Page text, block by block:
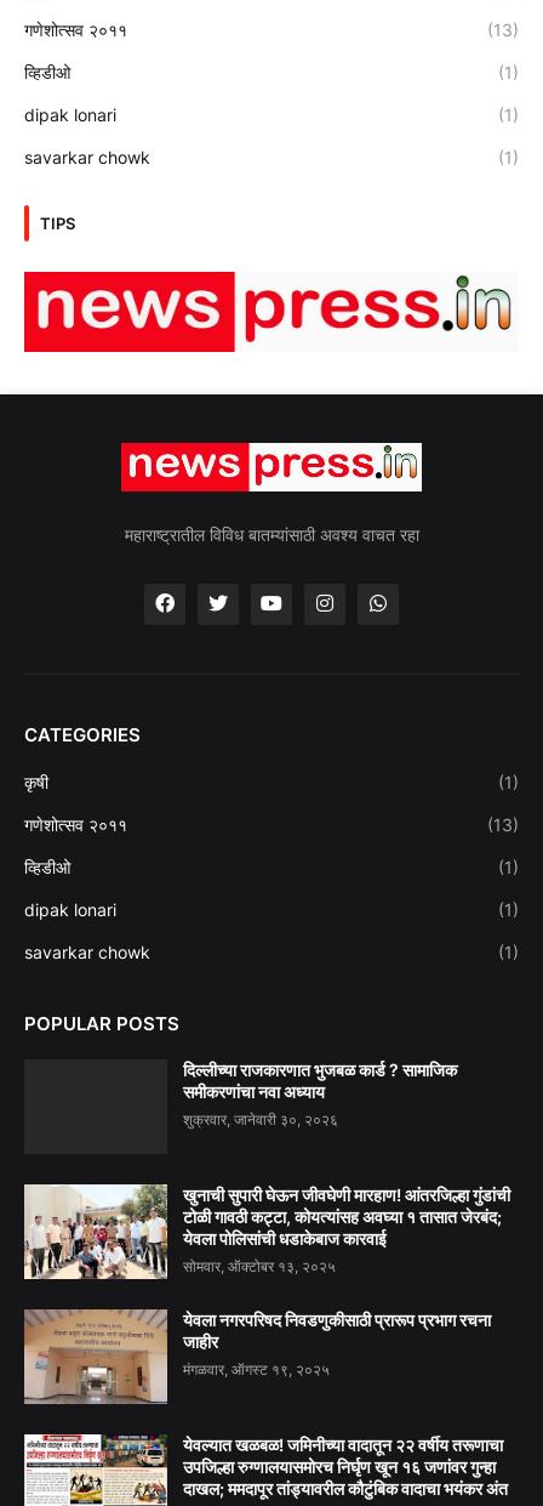
गणेशोत्सव २०११ (13)
व्हिडीओ (1)
dipak lonari (1)
savarkar chowk (1)
TIPS
महाराष्ट्रातील विविध बातम्यांसाठी अवश्य वाचत रहा
CATEGORIES
कृषी (1)
गणेशोत्सव २०११ (13)
व्हिडीओ (1)
dipak lonari (1)
savarkar chowk (1)
POPULAR POSTS
दिल्लीच्या राजकारणात भुजबळ कार्ड ? सामाजिक
समीकरणांचा नवा अध्याय
शुक्रवार, जानेवारी ३०, २०२६
खुनाची सुपारी घेऊन जीवघेणी मारहाण! आंतरजिल्हा गुंडांची
टोळी गावठी कट्टा, कोयत्यांसह अवघ्या १ तासात जेरबंद;
येवला पोलिसांची धडाकेबाज कारवाई
सोमवार, ऑक्टोबर १३, २०२५
येवला नगरपरिषद निवडणुकीसाठी प्रारूप प्रभाग रचना
जाहीर
मंगळवार, ऑगस्ट १९, २०२५
येवल्यात खळबळ! जमिनीच्या वादातून २२ वर्षीय तरूणाचा
उपजिल्हा रुग्णालयासमोरच निर्घृण खून १६ जणांवर गुन्हा
दाखल; ममदापूर तांड्यावरील कौटुंबिक वादाचा भयंकर अंत